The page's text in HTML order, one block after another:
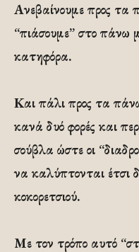
Ανεβαίνουμε προς τα
“πιάσουμε” στο πάνω
κατηφόρα.
Και πάλι προς τα
κανά δυό φορές και
σούβλα ώστε οι
να καλύπτονται έτσι
κοκορετσιού.
Με τον τρόπο αυτό